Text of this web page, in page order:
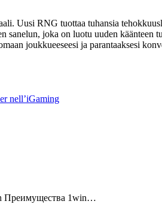
Uusi RNG tuottaa tuhansia
joka on luotu uuden käänteen
joukkueeseesi ja parantaaksesi
nell’iGaming
Преимущества 1win…